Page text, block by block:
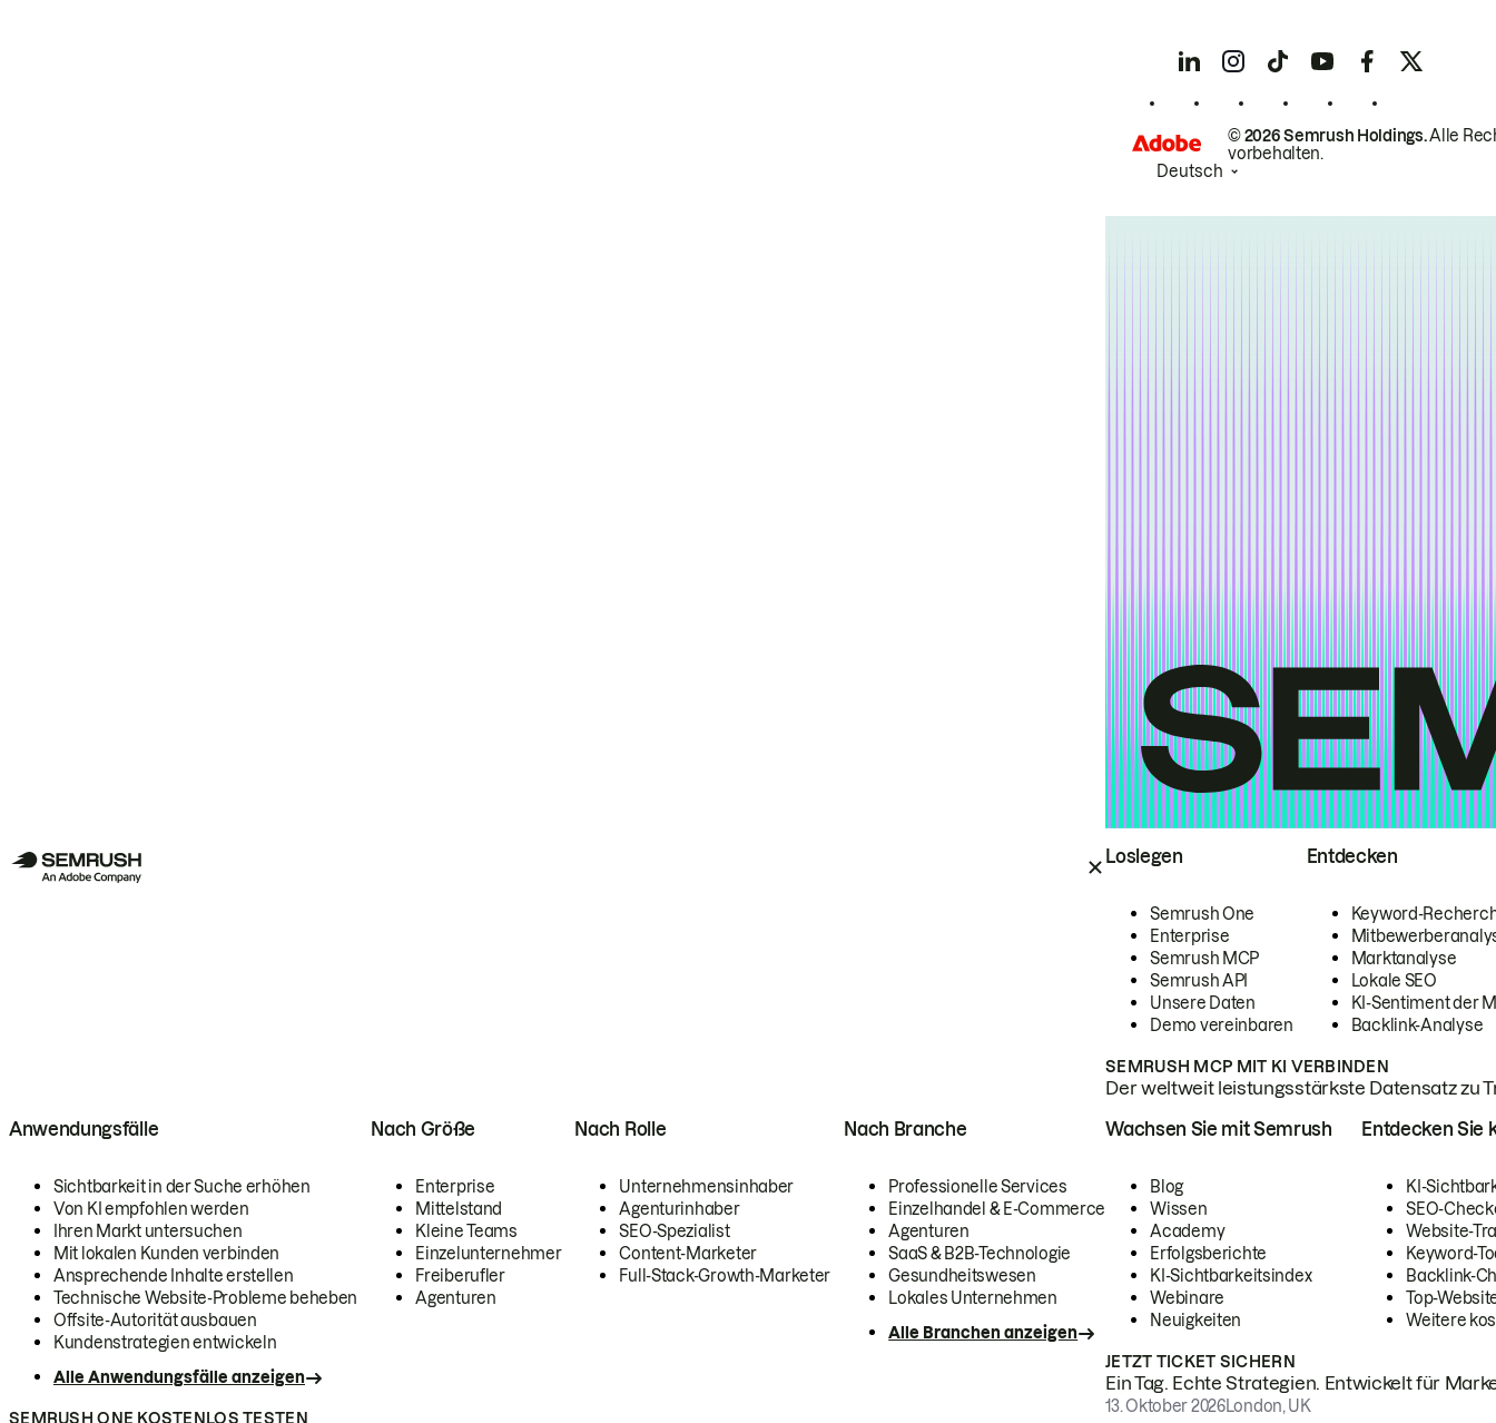
Loslegen
Semrush One
Enterprise
Semrush MCP
Semrush API
Unsere Daten
Demo vereinbaren
Entdecken
Keyword-
Marktanalyse
Lokale SEO
KI-Sentiment der
Backlink-Analyse
SEMRUSH MCP MIT KI VERBINDEN
Der weltweit leistungsstärkste Datensatz zu
Anwendungsfälle
Sichtbarkeit in der Suche erhöhen
Von KI empfohlen werden
Ihren Markt untersuchen
Mit lokalen Kunden verbinden
Ansprechende Inhalte erstellen
Technische Website-Probleme beheben
Offsite-Autorität ausbauen
Kundenstrategien entwickeln
Alle Anwendungsfälle anzeigen
Nach Größe
Enterprise
Mittelstand
Kleine Teams
Einzelunternehmer
Freiberufler
Agenturen
Nach Rolle
Unternehmensinhaber
Agenturinhaber
SEO-Spezialist
Content-Marketer
Full-Stack-Growth-Marketer
Nach Branche
Professionelle Services
Einzelhandel & E-Commerce
Agenturen
SaaS & B2B-Technologie
Gesundheitswesen
Lokales Unternehmen
Alle Branchen anzeigen
SEMRUSH ONE KOSTENLOS TESTEN
Wachsen Sie mit Semrush
Blog
Wissen
Academy
Erfolgsberichte
KI-Sichtbarkeitsindex
Webinare
Neuigkeiten
Entdecken Sie
KI-
SEO-
Website-
Keyword-
Backlink-
Top-
Weitere
JETZT TICKET SICHERN
Ein Tag. Echte Strategien. Entwickelt für
13. Oktober 2026London, UK
© 2026 Semrush Holdings.Alle
vorbehalten.
Deutsch